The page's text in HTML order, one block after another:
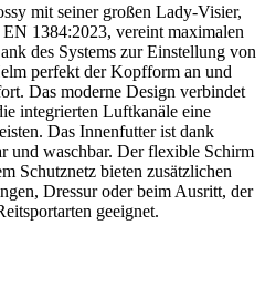
mit seiner großen Lady-Visier,
1384:2023, vereint maximalen
des Systems zur Einstellung von
perfekt der Kopfform an und
Das moderne Design verbindet
integrierten Luftkanäle eine
Das Innenfutter ist dank
und waschbar. Der flexible Schirm
Schutznetz bieten zusätzlichen
Dressur oder beim Ausritt, der
geeignet.